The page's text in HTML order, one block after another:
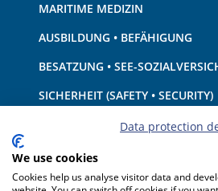
MARITIME MEDIZIN
AUSBILDUNG • BEFÄHIGUNG
BESATZUNG • SEE-
SICHERHEIT (SAFETY • SECURITY)
SCHIFF • AUSRÜSTUNG
UMWELTSCHUTZ • KLIMA
HAFTUNG • FINANZEN
Data protection
We use cookies
Cookies help us analyse visitor data and